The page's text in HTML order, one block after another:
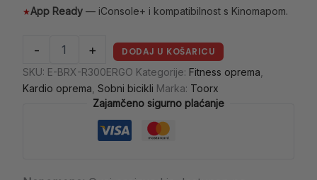
★App Ready — iConsole+ i kompatibilnost s Kinomapom.
- +
DODAJ U KOŠARICU
SKU: E-BRX-R300ERGO Kategorije: Fitness oprema
Kardio oprema Sobni bicikli Marka: Toorx
Zajamčeno sigurno plaćanje